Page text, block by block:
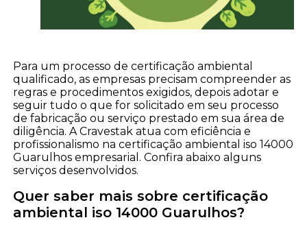
Para um processo de certificação ambiental
qualificado, as empresas precisam compreender as
regras e procedimentos exigidos, depois adotar e
seguir tudo o que for solicitado em seu processo
de fabricação ou serviço prestado em sua área de
diligência. A Cravestak atua com eficiência e
profissionalismo na certificação ambiental iso 14000
Guarulhos empresarial. Confira abaixo alguns
serviços desenvolvidos.
Quer saber mais sobre certificação
ambiental iso 14000 Guarulhos?